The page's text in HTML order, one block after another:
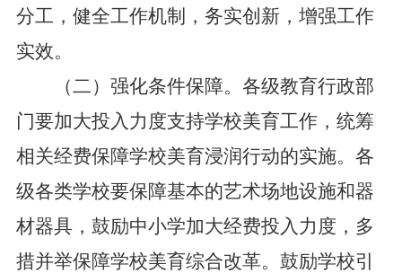
分工，健全工作机制，务实创新，增强工作
实效。
（二）强化条件保障。各级教育行政部
门要加大投入力度支持学校美育工作，统筹
相关经费保障学校美育浸润行动的实施。各
级各类学校要保障基本的艺术场地设施和器
材器具，鼓励中小学加大经费投入力度，多
措并举保障学校美育综合改革。鼓励学校引